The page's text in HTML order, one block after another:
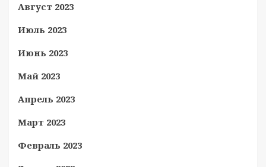
Август 2023
Июль 2023
Июнь 2023
Май 2023
Апрель 2023
Март 2023
Февраль 2023